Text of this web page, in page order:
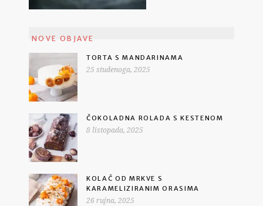
NOVE OBJAVE
TORTA S MANDARINAMA
25 studenoga, 2025
ČOKOLADNA ROLADA S KESTENOM
8 listopada, 2025
KOLAČ OD MRKVE S
KARAMELIZIRANIM ORASIMA
26 rujna, 2025